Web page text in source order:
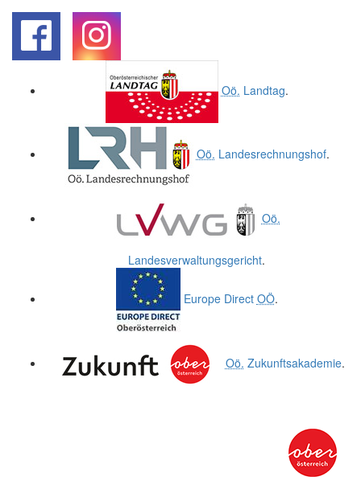
Oö. Landtag.
Oö. Landesrechnungshof.
Oö.
Landesverwaltungsgericht.
Europe Direct OÖ.
Oö. Zukunftsakademie.